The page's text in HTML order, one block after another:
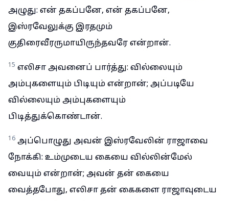
அழுது: என் தகப்பனே, என் தகப்பனே,
இஸ்ரவேலுக்கு இரதமும்
குதிரைவீரருமாயிருந்தவரே என்றான்.
15 எலிசா அவனைப் பார்த்து: வில்லையும்
அம்புகளையும் பிடியும் என்றான்; அப்படியே
வில்லையும் அம்புகளையும்
பிடித்துக்கொண்டான்.
16 அப்பொழுது அவன் இஸ்ரவேலின் ராஜாவை
நோக்கி: உம்முடைய கையை வில்லின்மேல்
வையும் என்றான்; அவன் தன் கையை
வைத்தபோது, எலிசா தன் கைகளை ராஜாவுடைய